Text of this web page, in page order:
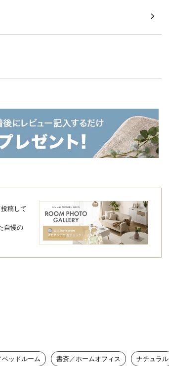
置くだけで存在感があるワイドな3段ラ
せてオリジナルの
タマイズコーデ。統一感が生まれ、お部
。
稿して
自慢の
ベッドルーム 書斎／ホームオフィス ナチュラル